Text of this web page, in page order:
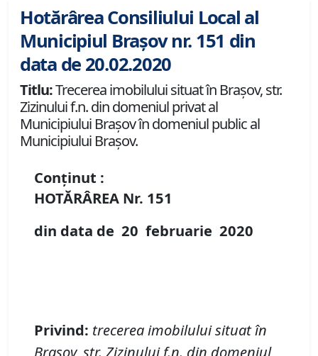
Hotărârea Consiliului Local al
Municipiul Brașov nr. 151 din
data de 20.02.2020
Titlu:Trecerea imobilului situat în Brașov, str.
Zizinului f.n. din domeniul privat al
Municipiului Brașov în domeniul public al
Municipiului Brașov.
Conținut :
HOTĂRÂREA Nr. 151
din data de 20 februarie 2020
Privind: trecerea imobilului situatîn
Brașov, str. Zizinului f.n. din domeniul